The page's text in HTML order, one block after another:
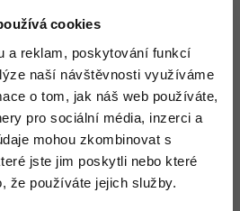
cookies
a reklam, poskytování funkcí
naší návštěvnosti využíváme
o tom, jak náš web používáte,
pro sociální média, inzerci a
mohou zkombinovat s
jste jim poskytli nebo které
že používáte jejich služby.
tě pracovat na
office.